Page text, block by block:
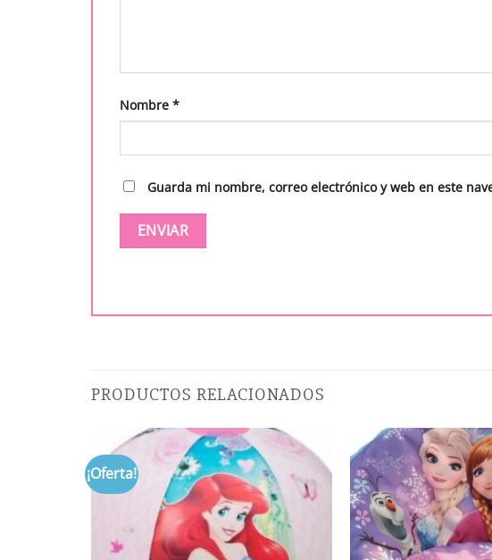
Nombre *
Guarda mi nombre, correo electrónico y web en este
PRODUCTOS RELACIONADOS
¡Oferta!